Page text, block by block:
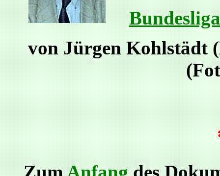
von Jürgen Kohlstädt
ZumAnfangdes